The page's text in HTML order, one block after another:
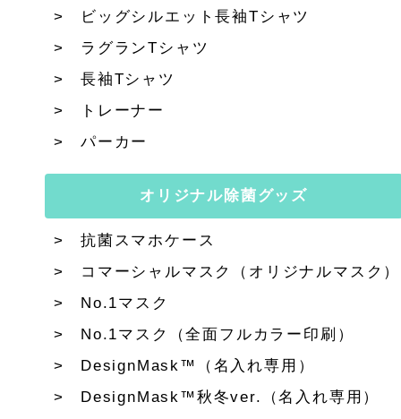
ビッグシルエット長袖Tシャツ
ラグランTシャツ
長袖Tシャツ
トレーナー
パーカー
オリジナル除菌グッズ
抗菌スマホケース
コマーシャルマスク（オリジナルマスク）
No.1マスク
No.1マスク（全面フルカラー印刷）
DesignMask™（名入れ専用）
DesignMask™秋冬ver.（名入れ専用）